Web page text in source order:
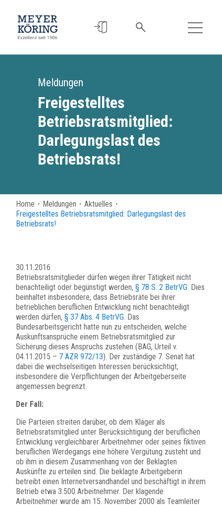
Meldungen
Freigestelltes
Betriebsratsmitglied:
Darlegungslast des
Betriebsrats!
Home ・ Meldungen ・ Aktuelles ・
Freigestelltes Betriebsratsmitglied: Darlegungslast des
Betriebsrats!
30.11.2016
Betriebsratsmitglieder dürfen wegen ihrer Tätigkeit nicht
benachteiligt oder begünstigt werden, § 78 S. 2 BetrVG. Dies
beinhaltet insbesondere, dass Betriebsräte bei ihrer
betrieblichen beruflichen Entwicklung nicht benachteiligt
werden dürfen, § 37 Abs. 4 BetrVG. Das
Bundesarbeitsgericht hatte nun zu entscheiden, welche
Auskunftsansprüche einem Betriebsratsmitglied zur
Sicherung dieses Anspruchs zustehen (BAG, Urteil v.
04.11.2015 – 7 AZR 972/13). Der zuständige 7. Senat hat
dabei die wechselseitigen Interessen berücksichtigt,
insbesondere die Verpflichtungen der Arbeitgeberseite
angemessen begrenzt.
Der Fall:
Die Parteien streiten darüber, ob dem Kläger als
Betriebsratsmitglied unter Berücksichtigung der beruflichen
Entwicklung vergleichbarer Arbeitnehmer oder seines fiktiven
beruflichen Werdegangs eine höhere Vergütung zusteht und
ob ihm in diesem Zusammenhang von der Beklagten
Auskünfte zu erteilen sind. Die beklagte Arbeitgeberin
betreibt einen Internetversandhandel und beschäftigt in ihrem
Betrieb etwa 3.500 Arbeitnehmer. Der klagende
Arbeitnehmer wurde am 15. November 2000 als Teamleiter